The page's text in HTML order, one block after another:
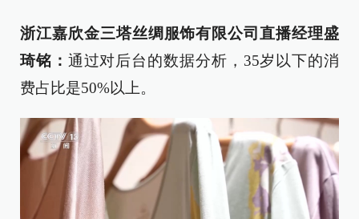
浙江嘉欣金三塔丝绸服饰有限公司直播经理盛
琦铭： 通过对后台的数据分析，35岁以下的消
费占比是50%以上。